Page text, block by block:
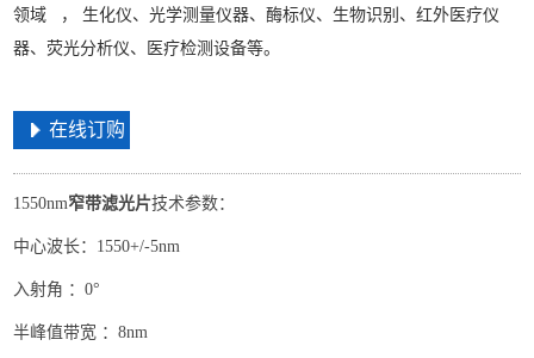
领域 ， 生化仪、光学测量仪器、酶标仪、生物识别、红外医疗仪
器、荧光分析仪、医疗检测设备等。
在线订购
1550nm窄带滤光片技术参数：
中心波长：1550+/-5nm
入射角 ：0°
半峰值带宽 ：8nm